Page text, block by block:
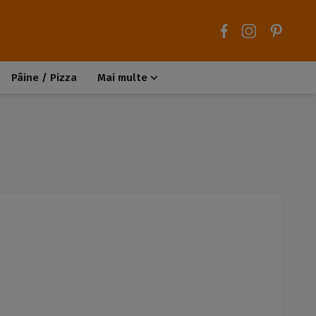
Pâine / Pizza Mai multe